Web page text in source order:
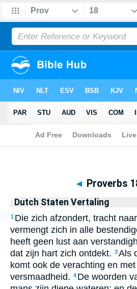
Biblia>Dutch Staten Vertaling >
◄ Proverbs
Dutch Staten Vertaling
1 Die zich afzondert, tracht
vermengt zich in alle
heeft geen lust aan
dat zijn hart zich ontdekt. 3Als
komt ook de verachting en
versmaadheid. 4 De woorden